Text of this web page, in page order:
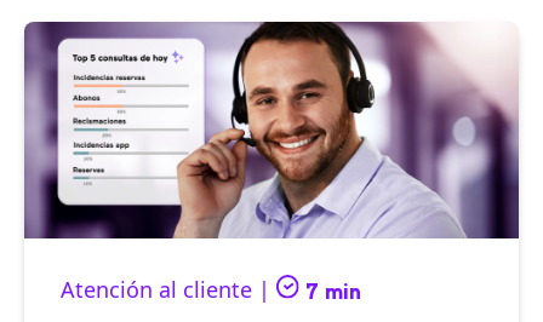
Atención al cliente | 7 min